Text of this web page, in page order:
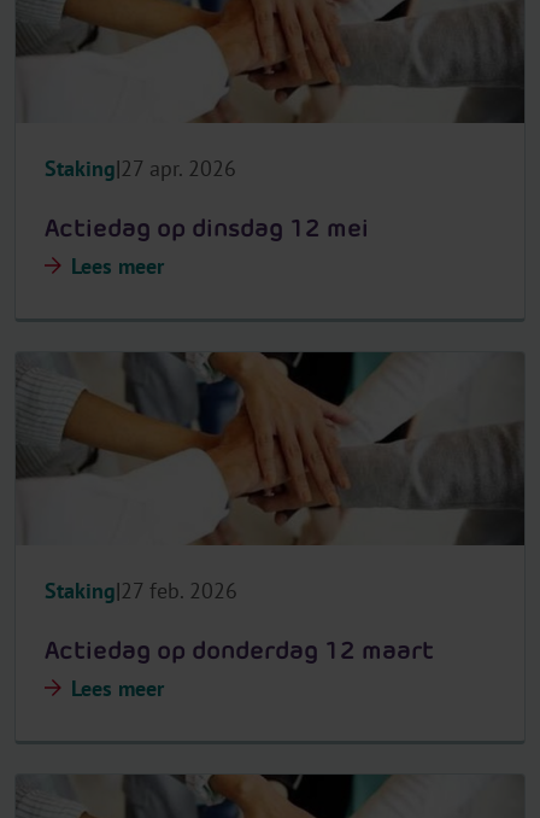
Staking 27 apr. 2026
Actiedag op dinsdag 12 mei
Lees meer
Staking 27 feb. 2026
Actiedag op donderdag 12 maart
Lees meer